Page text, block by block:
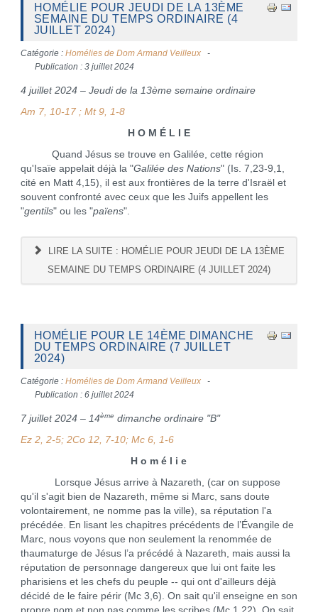
HOMÉLIE POUR JEUDI DE LA 13ÈME
SEMAINE DU TEMPS ORDINAIRE (4
JUILLET 2024)
Catégorie : Homélies de Dom Armand Veilleux
Publication : 3 juillet 2024
4 juillet 2024 – Jeudi de la 13ème semaine ordinaire
Am 7, 10-17 ; Mt 9, 1-8
H O M É L I E
Quand Jésus se trouve en Galilée, cette région
qu'Isaïe appelait déjà la "Galilée des Nations" (Is. 7,23-9,1,
cité en Matt 4,15), il est aux frontières de la terre d'Israël et
souvent confronté avec ceux que les Juifs appellent les
"gentils" ou les "païens".
LIRE LA SUITE : HOMÉLIE POUR JEUDI DE LA 13ÈME
SEMAINE DU TEMPS ORDINAIRE (4 JUILLET 2024)
HOMÉLIE POUR LE 14ÈME DIMANCHE
DU TEMPS ORDINAIRE (7 JUILLET
2024)
Catégorie : Homélies de Dom Armand Veilleux
Publication : 6 juillet 2024
7 juillet 2024 – 14ème dimanche ordinaire "B"
Ez 2, 2-5; 2Co 12, 7-10; Mc 6, 1-6
H o m é l i e
Lorsque Jésus arrive à Nazareth, (car on suppose
qu'il s'agit bien de Nazareth, même si Marc, sans doute
volontairement, ne nomme pas la ville), sa réputation l'a
précédée. En lisant les chapitres précédents de l’Évangile de
Marc, nous voyons que non seulement la renommée de
thaumaturge de Jésus l’a précédé à Nazareth, mais aussi la
réputation de personnage dangereux que lui ont faite les
pharisiens et les chefs du peuple -- qui ont d'ailleurs déjà
décidé de le faire périr (Mc 3,6). On sait qu'il enseigne en son